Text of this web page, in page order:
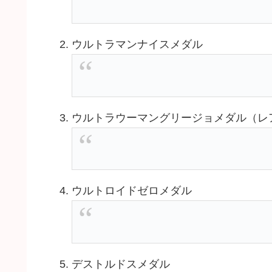
ウルトラマンナイスメダル
ウルトラウーマングリージョメダル（レ
ウルトロイドゼロメダル
デストルドスメダル